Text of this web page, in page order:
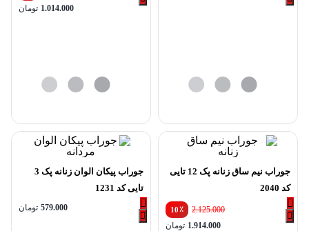
تومان 1.014.000
جوراب نیم ساق زنانه پک 12 تایی
کد 2040
٪10
2.125.000
تومان 1.914.000
جوراب پیکان الوان زنانه پک 3
تایی کد 1231
تومان 579.000